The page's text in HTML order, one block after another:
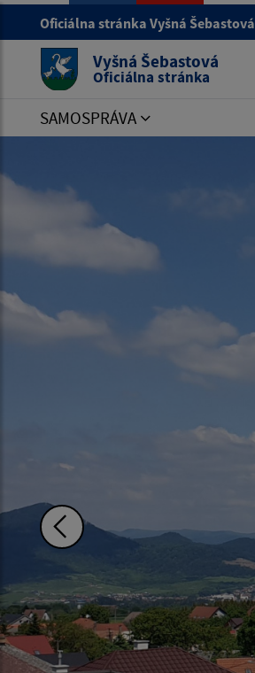
Oficiálna stránka Vyšná Šebastová
Vyšná Šebastová
Oficiálna stránka
SAMOSPRÁVA